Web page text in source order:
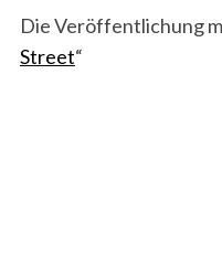
Die Veröffentlichung
Street“